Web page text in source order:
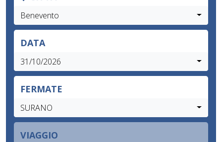
Benevento
DATA
31/10/2026
FERMATE
SURANO
VIAGGIO